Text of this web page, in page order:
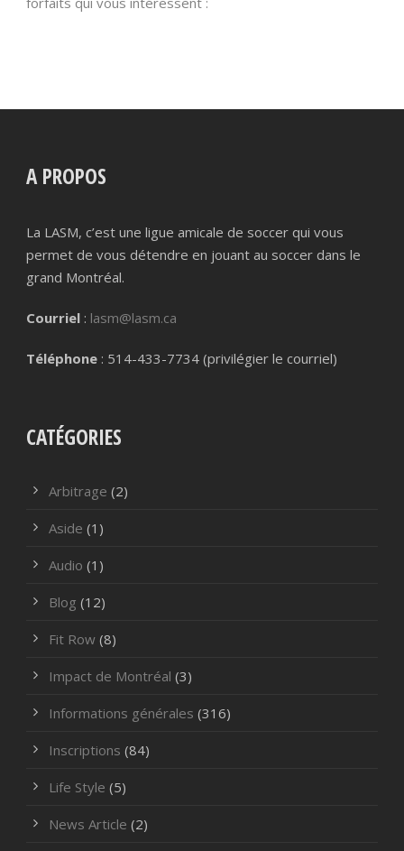
A PROPOS
La LASM, c’est une ligue amicale de soccer qui vous
permet de vous détendre en jouant au soccer dans le
grand Montréal.
Courriel : lasm@lasm.ca
Téléphone : 514-433-7734 (privilégier le courriel)
CATÉGORIES
Arbitrage (2)
Aside (1)
Audio (1)
Blog (12)
Fit Row (8)
Impact de Montréal (3)
Informations générales (316)
Inscriptions (84)
Life Style (5)
News Article (2)